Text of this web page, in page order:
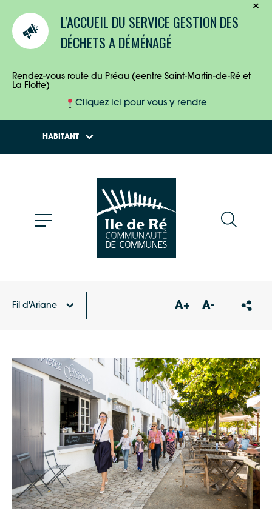
L'ACCUEIL DU SERVICE GESTION DES
DÉCHETS A DÉMÉNAGÉ
Rendez-vous route du Préau (eentre Saint-Martin-de-Ré et
La Flotte)
Cliquez ici pour vous y rendre
HABITANT
ENTREPRISES
Fil d'Ariane A+ A-